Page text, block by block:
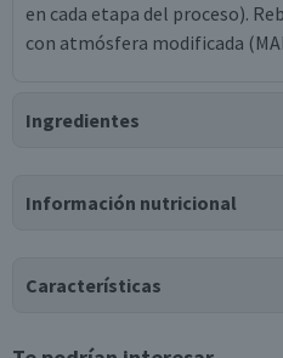
en cada etapa del proceso).
con atmósfera modificada
Ingredientes
eritorbato sódico, cultivos
Información nutricional
Características
Tipo de Producto